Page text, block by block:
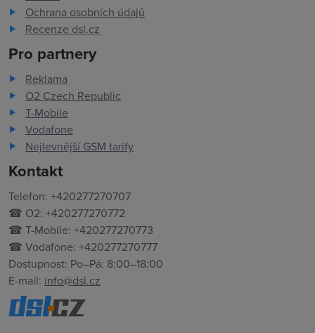
Ochrana osobních údajů
Recenze dsl.cz
Pro partnery
Reklama
O2 Czech Republic
T-Mobile
Vodafone
Nejlevnější GSM tarify
Kontakt
Telefon: +420277270707
☎ O2: +420277270772
☎ T-Mobile: +420277270773
☎ Vodafone: +420277270777
Dostupnost: Po–Pá: 8:00–18:00
E-mail: info@dsl.cz